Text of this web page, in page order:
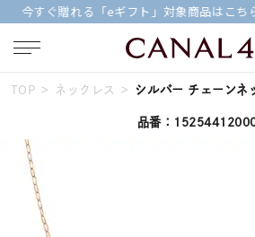
【価格改定のお知らせ 8月17日
キ
人気検索キーワード
#summer
TOP ネックレス シルバー チェーン
品番：